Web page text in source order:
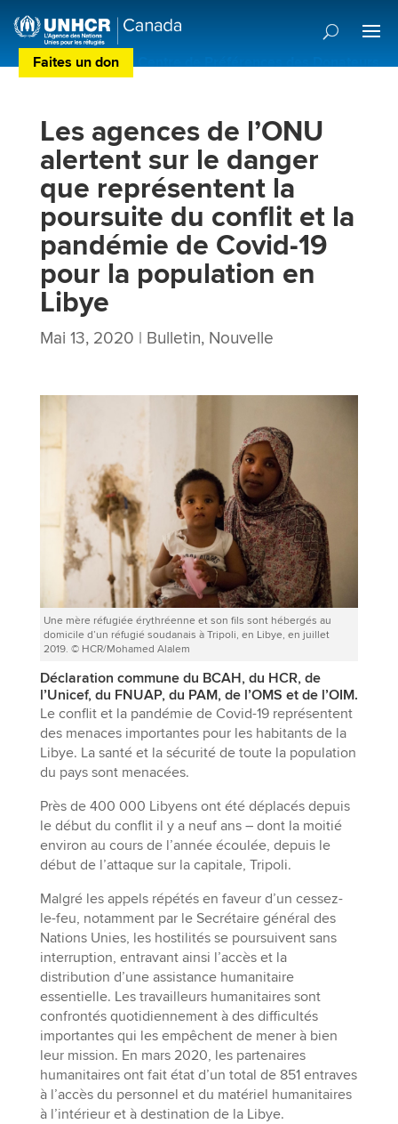
Faites un don Centre de Préférences des Donateurs
Les agences de l’ONU
alertent sur le danger
que représentent la
poursuite du conflit et la
pandémie de Covid-19
pour la population en
Libye
Mai 13, 2020 | Bulletin, Nouvelle
Une mère réfugiée érythréenne et son fils sont hébergés au
domicile d’un réfugié soudanais à Tripoli, en Libye, en juillet
2019. © HCR/Mohamed Alalem
Déclaration commune du BCAH, du HCR, de
l’Unicef, du FNUAP, du PAM, de l’OMS et de l’OIM.
Le conflit et la pandémie de Covid-19 représentent
des menaces importantes pour les habitants de la
Libye. La santé et la sécurité de toute la population
du pays sont menacées.
Près de 400 000 Libyens ont été déplacés depuis
le début du conflit il y a neuf ans – dont la moitié
environ au cours de l’année écoulée, depuis le
début de l’attaque sur la capitale, Tripoli.
Malgré les appels répétés en faveur d’un cessez-
le-feu, notamment par le Secrétaire général des
Nations Unies, les hostilités se poursuivent sans
interruption, entravant ainsi l’accès et la
distribution d’une assistance humanitaire
essentielle. Les travailleurs humanitaires sont
confrontés quotidiennement à des difficultés
importantes qui les empêchent de mener à bien
leur mission. En mars 2020, les partenaires
humanitaires ont fait état d’un total de 851 entraves
à l’accès du personnel et du matériel humanitaires
à l’intérieur et à destination de la Libye.